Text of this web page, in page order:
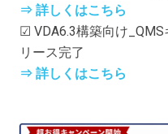
⇒ 詳しくはこちら
☑ VDA6.3構築向け_QMS
リース完了
⇒ 詳しくはこちら